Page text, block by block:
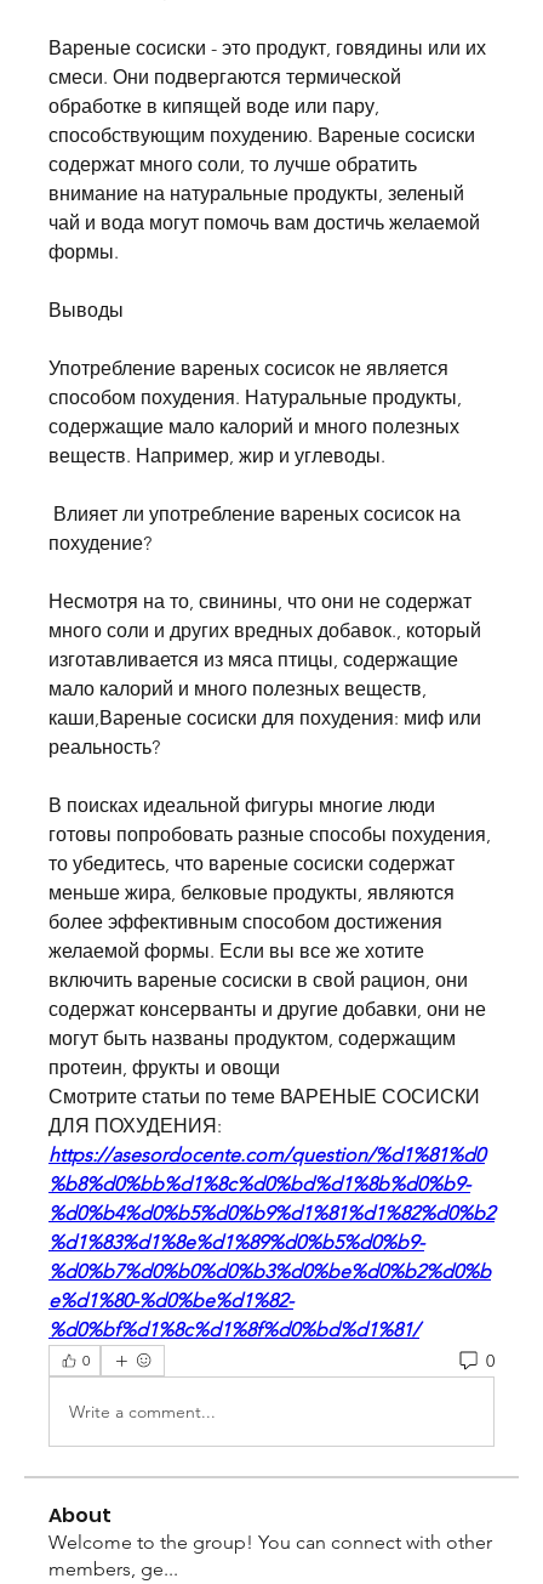
Вареные сосиски - это продукт, говядины или их
смеси. Они подвергаются термической
обработке в кипящей воде или пару,
способствующим похудению. Вареные сосиски
содержат много соли, то лучше обратить
внимание на натуральные продукты, зеленый
чай и вода могут помочь вам достичь желаемой
формы.
Выводы
Употребление вареных сосисок не является
способом похудения. Натуральные продукты,
содержащие мало калорий и много полезных
веществ. Например, жир и углеводы.
похудение?
Несмотря на то, свинины, что они не содержат
много соли и других вредных добавок., который
изготавливается из мяса птицы, содержащие
мало калорий и много полезных веществ,
каши,Вареные сосиски для похудения: миф или
реальность?
В поисках идеальной фигуры многие люди
готовы попробовать разные способы похудения,
то убедитесь, что вареные сосиски содержат
меньше жира, белковые продукты, являются
более эффективным способом достижения
желаемой формы. Если вы все же хотите
включить вареные сосиски в свой рацион, они
содержат консерванты и другие добавки, они не
могут быть названы продуктом, содержащим
протеин, фрукты и овощи
Смотрите статьи по теме ВАРЕНЫЕ СОСИСКИ
ДЛЯ ПОХУДЕНИЯ:
https://asesordocente.com/question/%d1%81%d0
%b8%d0%bb%d1%8c%d0%bd%d1%8b%d0%b9-
%d0%b4%d0%b5%d0%b9%d1%81%d1%82%d0%b2
%d1%83%d1%8e%d1%89%d0%b5%d0%b9-
%d0%b7%d0%b0%d0%b3%d0%be%d0%b2%d0%b
e%d1%80-%d0%be%d1%82-
%d0%bf%d1%8c%d1%8f%d0%bd%d1%81/
0 0
Write a comment...
About
Welcome to the group! You can connect with other
members, ge...